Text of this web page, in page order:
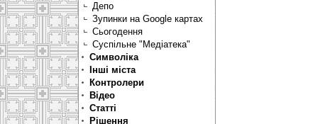
Депо
Зупинки на Google картах
Сьогодення
Суспільне "Медіатека"
Символіка
Інші міста
Контролери
Відео
Статті
Рішення